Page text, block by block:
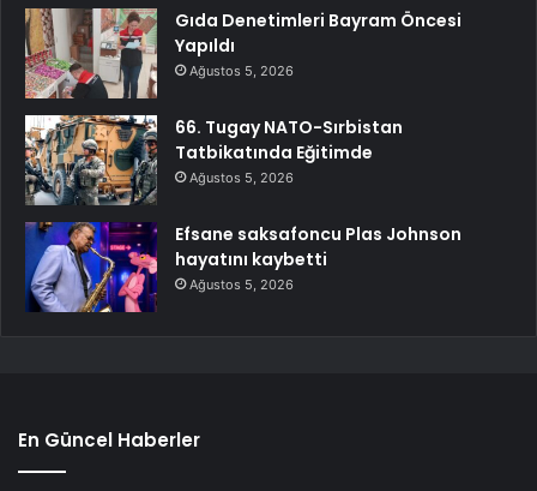
Gıda Denetimleri Bayram Öncesi
Yapıldı
Ağustos 5, 2026
66. Tugay NATO-Sırbistan
Tatbikatında Eğitimde
Ağustos 5, 2026
Efsane saksafoncu Plas Johnson
hayatını kaybetti
Ağustos 5, 2026
En Güncel Haberler